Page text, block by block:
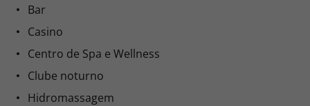
Bar
Casino
Centro de Spa e Wellness
Clube noturno
Hidromassagem